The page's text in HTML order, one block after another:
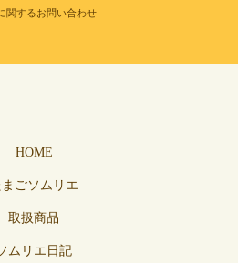
関するお問い合わせ
HOME
まごソムリエ
取扱商品
ムリエ日記